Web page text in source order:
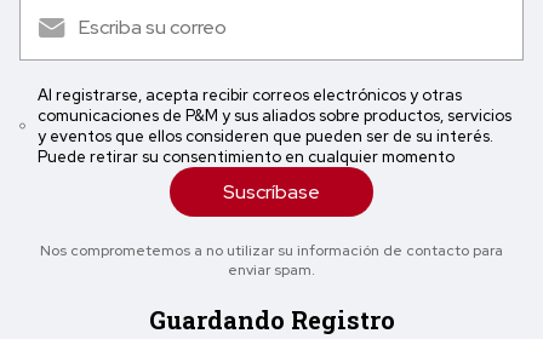
Al registrarse, acepta recibir correos electrónicos y otras
comunicaciones de P&M y sus aliados sobre productos, servicios
y eventos que ellos consideren que pueden ser de su interés.
Puede retirar su consentimiento en cualquier momento
Suscríbase
Nos comprometemos a no utilizar su información de contacto para
enviar spam.
Guardando Registro